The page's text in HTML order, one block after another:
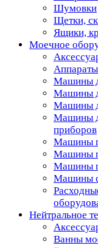
Шумовки
Щетки,
Ящики,
Моечное
Машины
Машины
Машины
Машины
приборов
Машины
Машины
Машины
Машины
Нейтральное
Ванны